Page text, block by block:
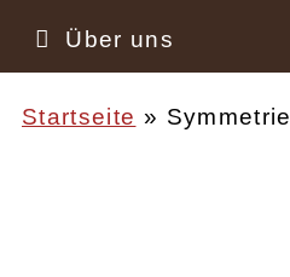
Über uns
Startseite Symmetrie